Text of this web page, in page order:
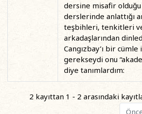
dersine misafir
derslerinde anlattığı
teşbihleri, tenkitleri
arkadaşlarından
Cangızbay’ı bir
gerekseydi onu
diye tanımlardım:
2 kayıttan 1 - 2 arasındaki